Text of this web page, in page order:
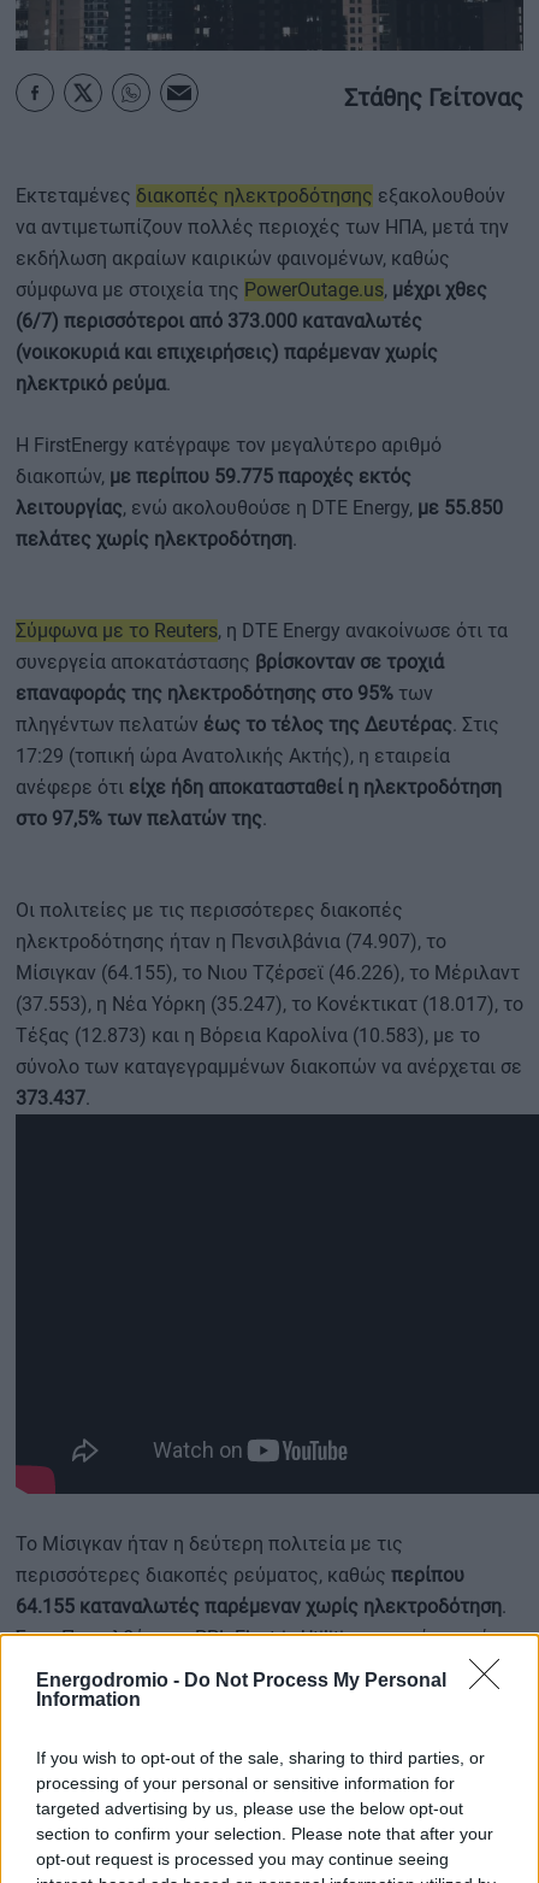
Energodromio - Do Not Process My Personal
Information
If you wish to opt-out of the sale, sharing to third parties, or
processing of your personal or sensitive information for
targeted advertising by us, please use the below opt-out
section to confirm your selection. Please note that after your
opt-out request is processed you may continue seeing
ΟΡΟΙ ΧΡΗΣΗΣ
ΕΠΙΚΟΙΝΩΝΙΑ
Στάθης Γείτονας
Εκτεταμένες διακοπές ηλεκτροδότησης εξακολουθούν
να αντιμετωπίζουν πολλές περιοχές των ΗΠΑ, μετά την
εκδήλωση ακραίων καιρικών φαινομένων, καθώς
σύμφωνα με στοιχεία της PowerOutage.us, μέχρι χθες
(6/7) περισσότεροι από 373.000 καταναλωτές
(νοικοκυριά και επιχειρήσεις) παρέμεναν χωρίς
ηλεκτρικό ρεύμα.
Η FirstEnergy κατέγραψε τον μεγαλύτερο αριθμό
διακοπών, με περίπου 59.775 παροχές εκτός
λειτουργίας, ενώ ακολουθούσε η DTE Energy, με 55.850
πελάτες χωρίς ηλεκτροδότηση.
Σύμφωνα με το Reuters, η DTE Energy ανακοίνωσε ότι τα
συνεργεία αποκατάστασης βρίσκονταν σε τροχιά
επαναφοράς της ηλεκτροδότησης στο 95% των
πληγέντων πελατών έως το τέλος της Δευτέρας. Στις
17:29 (τοπική ώρα Ανατολικής Ακτής), η εταιρεία
ανέφερε ότι είχε ήδη αποκατασταθεί η ηλεκτροδότηση
στο 97,5% των πελατών της.
Οι πολιτείες με τις περισσότερες διακοπές
ηλεκτροδότησης ήταν η Πενσιλβάνια (74.907), το
Μίσιγκαν (64.155), το Νιου Τζέρσεϊ (46.226), το Μέριλαντ
(37.553), η Νέα Υόρκη (35.247), το Κονέκτικατ (18.017), το
Τέξας (12.873) και η Βόρεια Καρολίνα (10.583), με το
σύνολο των καταγεγραμμένων διακοπών να ανέρχεται σε
373.437.
Το Μίσιγκαν ήταν η δεύτερη πολιτεία με τις
περισσότερες διακοπές ρεύματος, καθώς περίπου
64.155 καταναλωτές παρέμεναν χωρίς ηλεκτροδότηση.
Στην Πενσιλβάνια, η PPL Electric Utilities ανακοίνωσε ότι
περίπου 51.012 πελάτες της
, ποσοστό που αντιστοιχεί
στο2,6%του συνόλου των συνδέσεών της στην πολιτεία,
Η FirstEnergy γνωστοποίησε ότι η θυγατρική της Jersey
Central Power & Light αποκατέστησε την ηλεκτροδότηση